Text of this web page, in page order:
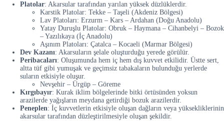
Platolar: Akarsular tarafından yarılan yüksek düzlüklerdir.
Karstik Platolar: Tekke – Taşeli (Akdeniz Bölgesi)
Lav Platoları: Erzurm – Kars – Ardahan (Doğu Anadolu)
Yatay Duruşlu Platolar: Obruk – Haymana – Cihanbelyi – Bozok
– Yazılıkaya (İç Anadolu)
Aşınım Platoları: Çatalca – Kocaeli (Marmar Bölgesi)
Dev Kazanı: Akarsuların şelale oluşturduğu yerede görülür.
Peribacaları: Oluşumunda hem iç hem dış kuvvet etkilidir. Üstte sert,
altta tüf gibi yumuşak ve geçimsiz tabakaların bulunduğu yerlerde
suların etkisiyle oluşur.
Nevşehir – Ürgüp – Göreme
Kırgıbayır: Kurak iklim bölgelerinde bitki örtüsünden yoksun
arazilerde yağışların meydana getirdiği bozuk arazilerdir.
Peneplen: İç kuvvetlerin etkisiyle oluşan dağların veya yüksekliklerinin
akarsular tarafından düzleştirilmesiyle oluşan şekildir.